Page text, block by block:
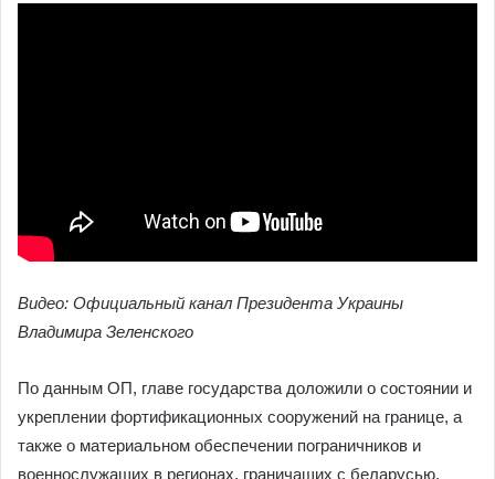
Видео: Официальный канал Президента Украины
Владимира Зеленского
По данным ОП, главе государства доложили о состоянии и
укреплении фортификационных сооружений на границе, а
также о материальном обеспечении пограничников и
военнослужащих в регионах, граничащих с беларусью.